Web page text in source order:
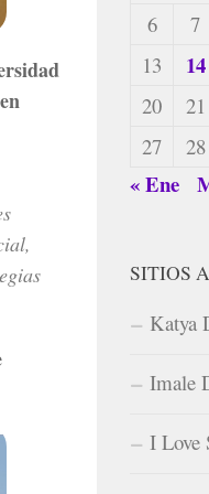
6 7
13
14
20 21
27
28
« Ene
SITIOS
Katya
Imale
I Love